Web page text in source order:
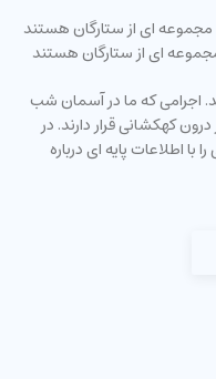
ای از ستارگان هستند
اجرامی که ما در آسمان شب
کهکشانی قرار دارند. در
اطلاعات پایه ای درباره